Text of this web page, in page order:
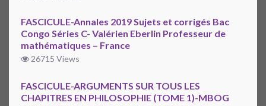
FASCICULE-Annales 2019 Sujets et corrigés Bac
Congo Séries C- Valérien Eberlin Professeur de
mathématiques – France
26715 Views
FASCICULE-ARGUMENTS SUR TOUS LES
CHAPITRES EN PHILOSOPHIE (TOME 1)-MBOG